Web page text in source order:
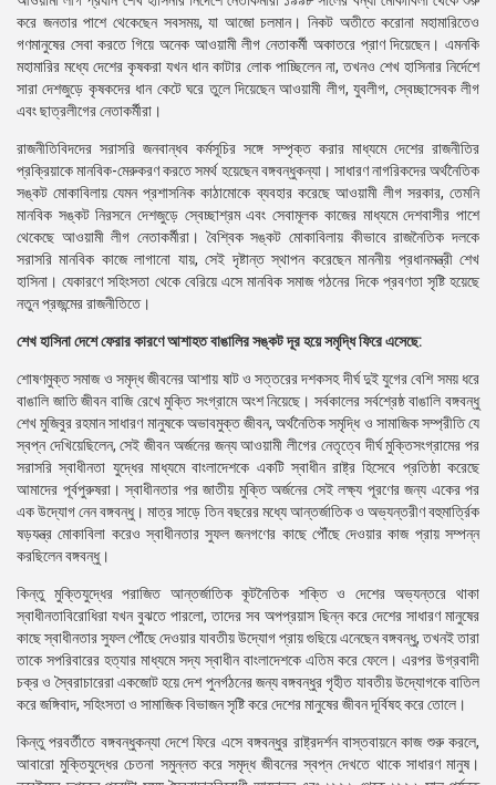
করে জনতার পাশে থেকেছেন সবসময়, যা আজো চলমান। নিকট অতীতে করোনা মহামারিতেও
গণমানুষের সেবা করতে গিয়ে অনেক আওয়ামী লীগ নেতাকর্মী অকাতরে প্রাণ দিয়েছেন। এমনকি
মহামারির মধ্যে দেশের কৃষকরা যখন ধান কাটার লোক পাচ্ছিলেন না, তখনও শেখ হাসিনার নির্দেশে
সারা দেশজুড়ে কৃষকদের ধান কেটে ঘরে তুলে দিয়েছেন আওয়ামী লীগ, যুবলীগ, স্বেচ্ছাসেবক লীগ
এবং ছাত্রলীগের নেতাকর্মীরা।
রাজনীতিবিদদের সরাসরি জনবান্ধব কর্মসূচির সঙ্গে সম্পৃক্ত করার মাধ্যমে দেশের রাজনীতির
প্রক্রিয়াকে মানবিক-মেরুকরণ করতে সমর্থ হয়েছেন বঙ্গবন্ধুকন্যা। সাধারণ নাগরিকদের অর্থনৈতিক
সঙ্কট মোকাবিলায় যেমন প্রশাসনিক কাঠামোকে ব্যবহার করেছে আওয়ামী লীগ সরকার, তেমনি
মানবিক সঙ্কট নিরসনে দেশজুড়ে স্বেচ্ছাশ্রম এবং সেবামূলক কাজের মাধ্যমে দেশবাসীর পাশে
থেকেছে আওয়ামী লীগ নেতাকর্মীরা। বৈশ্বিক সঙ্কট মোকাবিলায় কীভাবে রাজনৈতিক দলকে
সরাসরি মানবিক কাজে লাগানো যায়, সেই দৃষ্টান্ত স্থাপন করেছেন মাননীয় প্রধানমন্ত্রী শেখ
হাসিনা। যেকারণে সহিংসতা থেকে বেরিয়ে এসে মানবিক সমাজ গঠনের দিকে প্রবণতা সৃষ্টি হয়েছে
নতুন প্রজন্মের রাজনীতিতে।
শেখ হাসিনা দেশে ফেরার কারণে আশাহত বাঙালির সঙ্কট দূর হয়ে সমৃদ্ধি ফিরে এসেছে:
শোষণমুক্ত সমাজ ও সমৃদ্ধ জীবনের আশায় ষাট ও সত্তরের দশকসহ দীর্ঘ দুই যুগের বেশি সময় ধরে
বাঙালি জাতি জীবন বাজি রেখে মুক্তি সংগ্রামে অংশ নিয়েছে। সর্বকালের সর্বশ্রেষ্ঠ বাঙালি বঙ্গবন্ধু
শেখ মুজিবুর রহমান সাধারণ মানুষকে অভাবমুক্ত জীবন, অর্থনৈতিক সমৃদ্ধি ও সামাজিক সম্প্রীতি যে
স্বপ্ন দেখিয়েছিলেন, সেই জীবন অর্জনের জন্য আওয়ামী লীগের নেতৃত্বে দীর্ঘ মুক্তিসংগ্রামের পর
সরাসরি স্বাধীনতা যুদ্ধের মাধ্যমে বাংলাদেশকে একটি স্বাধীন রাষ্ট্র হিসেবে প্রতিষ্ঠা করেছে
আমাদের পূর্বপুরুষরা। স্বাধীনতার পর জাতীয় মুক্তি অর্জনের সেই লক্ষ্য পূরণের জন্য একের পর
এক উদ্যোগ নেন বঙ্গবন্ধু। মাত্র সাড়ে তিন বছরের মধ্যে আন্তর্জাতিক ও অভ্যন্তরীণ বহুমার্ত্রিক
ষড়যন্ত্র মোকাবিলা করেও স্বাধীনতার সুফল জনগণের কাছে পৌঁছে দেওয়ার কাজ প্রায় সম্পন্ন
করছিলেন বঙ্গবন্ধু।
কিন্তু মুক্তিযুদ্ধের পরাজিত আন্তর্জাতিক কূটনৈতিক শক্তি ও দেশের অভ্যন্তরে থাকা
স্বাধীনতাবিরোধিরা যখন বুঝতে পারলো, তাদের সব অপপ্রয়াস ছিন্ন করে দেশের সাধারণ মানুষের
কাছে স্বাধীনতার সুফল পৌঁছে দেওয়ার যাবতীয় উদ্যোগ প্রায় গুছিয়ে এনেছেন বঙ্গবন্ধু, তখনই তারা
তাকে সপরিবারের হত্যার মাধ্যমে সদ্য স্বাধীন বাংলাদেশকে এতিম করে ফেলে। এরপর উগ্রবাদী
চক্র ও স্বৈরাচারেরা একজোট হয়ে দেশ পুনর্গঠনের জন্য বঙ্গবন্ধুর গৃহীত যাবতীয় উদ্যোগকে বাতিল
করে জঙ্গিবাদ, সহিংসতা ও সামাজিক বিভাজন সৃষ্টি করে দেশের মানুষের জীবন দূর্বিষহ করে তোলে।
কিন্তু পরবর্তীতে বঙ্গবন্ধুকন্যা দেশে ফিরে এসে বঙ্গবন্ধুর রাষ্ট্রদর্শন বাস্তবায়নে কাজ শুরু করলে,
আবারো মুক্তিযুদ্ধের চেতনা সমুন্নত করে সমৃদ্ধ জীবনের স্বপ্ন দেখতে থাকে সাধারণ মানুষ।